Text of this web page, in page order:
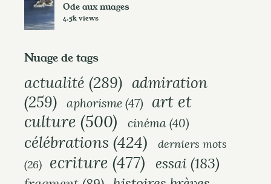
Ode aux nuages
4.5k views
Nuage de tags
actualité (289) admiration
(259)
aphorisme (47) art et
culture (500) cinéma (40)
célébrations (424)
derniers mots
(26)
ecriture (477) essai (183)